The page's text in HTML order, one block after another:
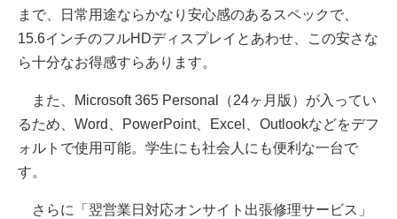
まで、日常用途ならかなり安心感のあるスペックで、
15.6インチのフルHDディスプレイとあわせ、この安さな
ら十分なお得感すらあります。
また、Microsoft 365 Personal（24ヶ月版）が入ってい
るため、Word、PowerPoint、Excel、Outlookなどをデフ
ォルトで使用可能。学生にも社会人にも便利な一台で
す。
さらに「翌営業日対応オンサイト出張修理サービス」